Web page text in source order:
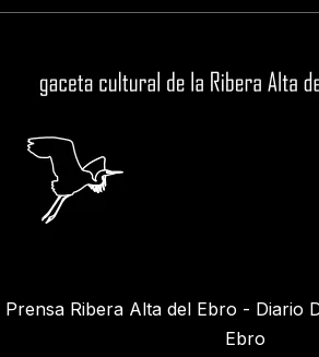
Prensa Ribera Alta del Ebro - Diario
Ebro